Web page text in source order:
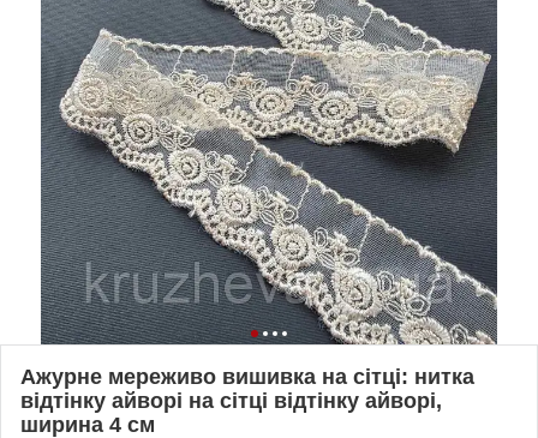
Ажурне мереживо вишивка на сітці: нитка
відтінку айворі на сітці відтінку айворі,
ширина 4 см